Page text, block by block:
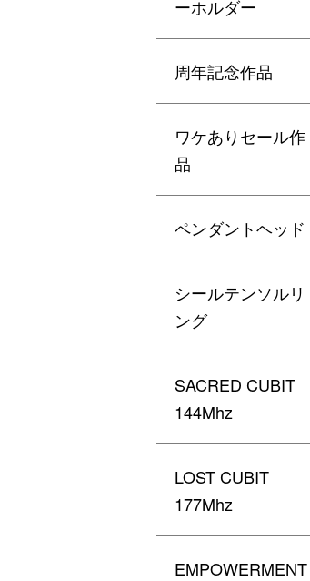
ーホルダー
周年記念作品
ワケありセール作
品
ペンダントヘッド
シールテンソルリ
ング
SACRED CUBIT
144Mhz
LOST CUBIT
177Mhz
EMPOWERMENT